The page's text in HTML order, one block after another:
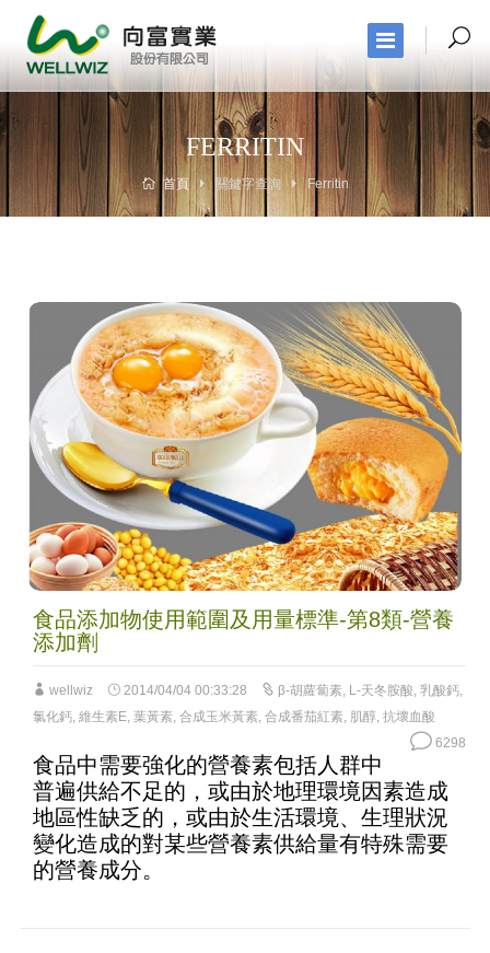
FERRITIN
首頁 關鍵字查詢 Ferritin
食品添加物使用範圍及用量標準-第8類-營養
添加劑
wellwiz 2014/04/04 00:33:28 β-胡蘿蔔素, L-天冬胺酸, 乳酸鈣,
氯化鈣, 維生素E, 葉黃素, 合成玉米黃素, 合成番茄紅素, 肌醇, 抗壞血酸
6298
食品中需要強化的營養素包括人群中
普遍供給不足的，或由於地理環境因素造成
地區性缺乏的，或由於生活環境、生理狀況
變化造成的對某些營養素供給量有特殊需要
的營養成分。